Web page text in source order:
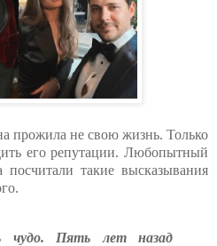
прожила не свою жизнь. Только
его репутации. Любопытный
такие высказывания
чудо. Пять лет назад